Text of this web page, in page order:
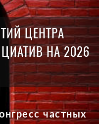
H
ЦЕНТРА
НА 2026
частных